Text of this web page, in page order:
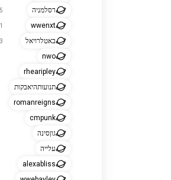
רסלמניה
wwenxt
באטלרויאל
nwo
rhearipley
תנועותהיאבקות
romanreigns
cmpunk
גוןסינה
עלייה
alexabliss